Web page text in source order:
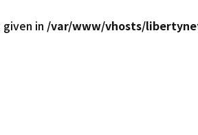
in /var/www/vhosts/